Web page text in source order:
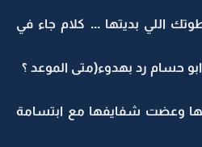
اللي بديتها ... كلام جاء في
حسام رد بهدوء(متى الموعد ؟
وعضت شفايفها مع ابتسامة